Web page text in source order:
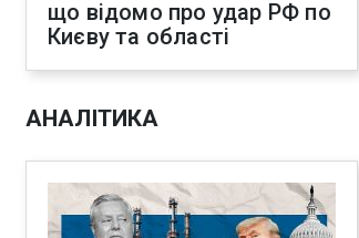
що відомо про удар РФ по
Києву та області
АНАЛІТИКА